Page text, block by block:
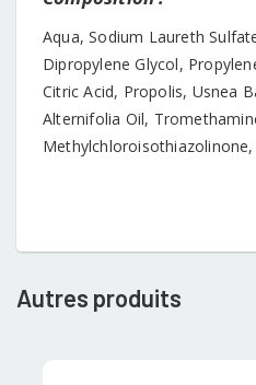
Aqua, Sodium Laureth
Dipropylene Glycol,
Citric Acid, Propolis, Usnea
Alternifolia Oil,
Autres produits